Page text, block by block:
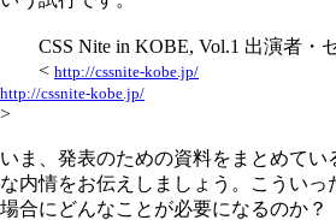
CSS Nite in KOBE, Vol.1 出演者・
< http://cssnite-kobe.jp/
http://cssnite-kobe.jp/
>
いま、発表のための資料をまとめて
な内情をお伝えしましょう。こういっ
場合にどんなことが必要になるのか